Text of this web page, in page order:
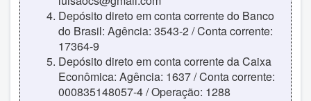
Depósito direto em conta corrente do Banco
do Brasil: Agência: 3543-2 / Conta corrente:
17364-9
Depósito direto em conta corrente da Caixa
Econômica: Agência: 1637 / Conta corrente:
000835148057-4 / Operação: 1288